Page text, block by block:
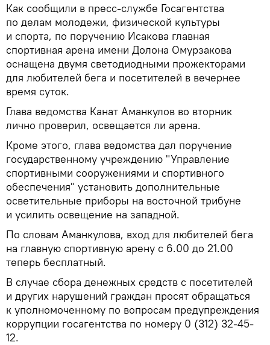
Как сообщили в пресс-службе Госагентства
по делам молодежи, физической культуры
и спорта, по поручению Исакова главная
спортивная арена имени Долона Омурзакова
оснащена двумя светодиодными прожекторами
для любителей бега и посетителей в вечернее
время суток.
Глава ведомства Канат Аманкулов во вторник
лично проверил, освещается ли арена.
Кроме этого, глава ведомства дал поручение
государственному учреждению "Управление
спортивными сооружениями и спортивного
обеспечения" установить дополнительные
осветительные приборы на восточной трибуне
и усилить освещение на западной.
По словам Аманкулова, вход для любителей бега
на главную спортивную арену с 6.00 до 21.00
теперь бесплатный.
В случае сбора денежных средств с посетителей
и других нарушений граждан просят обращаться
к уполномоченному по вопросам предупреждения
коррупции госагентства по номеру 0 (312) 32-45-
12.